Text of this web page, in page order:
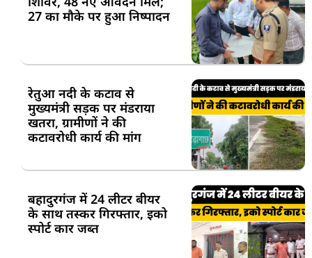
27 का मौके पर हुआ निष्पादन
रेतुआ नदी के कटाव से
मुख्यमंत्री सड़क पर मंडराया
खतरा, ग्रामीणों ने की
कटावरोधी कार्य की मांग
बहादुरगंज में 24 लीटर बीयर
के साथ तस्कर गिरफ्तार, इको
स्पोर्ट कार जब्त